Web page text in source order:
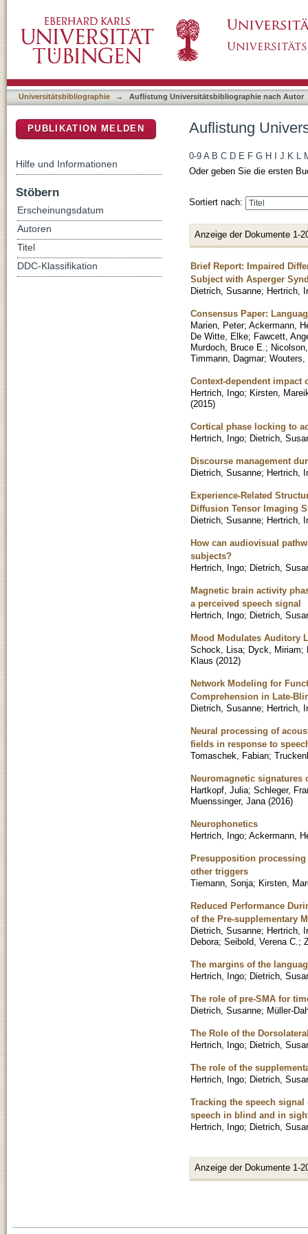
Universitätsbibliographie → Auflistung Universitätsbibliographie nach Autor
Auflistung
0-9 A B C D E F G H J K L
Oder geben Sie die ersten
Sortiert nach:
Anzeige der Dokumente 1-
Brief Report: Impaired
Subject with Asperger
Dietrich, Susanne; Hertrich,
Consensus Paper:
Marien, Peter; Ackermann,
De Witte, Elke; Fawcett,
Murdoch, Bruce E. ;
Timmann, Dagmar; Wouters,
Context-dependent
Hertrich, Ingo; Kirsten,
(2015)
Cortical phase locking to
Hertrich, Ingo; Dietrich,
Discourse management
Dietrich, Susanne; Hertrich,
Experience-Related
Diffusion Tensor Imaging
Dietrich, Susanne; Hertrich,
How can audiovisual
subjects?
Hertrich, Ingo; Dietrich,
Magnetic brain activity
a perceived speech signal
Hertrich, Ingo; Dietrich,
Mood Modulates Auditory
Schock, Lisa; Dyck, Miriam;
Klaus (2012)
Network Modeling for
Comprehension in Late-
Dietrich, Susanne; Hertrich,
Neural processing of
fields in response to
Tomaschek, Fabian;
Neuromagnetic
Hartkopf, Julia; Schleger,
Muenssinger, Jana (2016)
Neurophonetics
Hertrich, Ingo; Ackermann,
Presupposition processing
other triggers
Tiemann, Sonja; Kirsten,
Reduced Performance
of the Pre-supplementary
Dietrich, Susanne; Hertrich,
Debora; Seibold, Verena C. ;
The margins of the
Hertrich, Ingo; Dietrich,
The role of pre-SMA for
Dietrich, Susanne; Müller-
The Role of the
Hertrich, Ingo; Dietrich,
The role of the
Hertrich, Ingo; Dietrich,
Tracking the speech
speech in blind and in
Hertrich, Ingo; Dietrich,
Anzeige der Dokumente 1-
PUBLIKATION MELDEN
Hilfe und Informationen
Stöbern
Erscheinungsdatum
Autoren
Titel
DDC-Klassifikation